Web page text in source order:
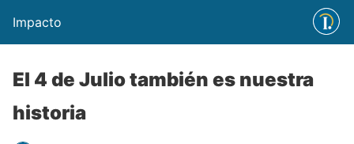
Impacto
El 4 de Julio también es nuestra
historia